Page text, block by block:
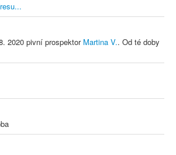
2020 pivní prospektor Martina V.. Od té doby